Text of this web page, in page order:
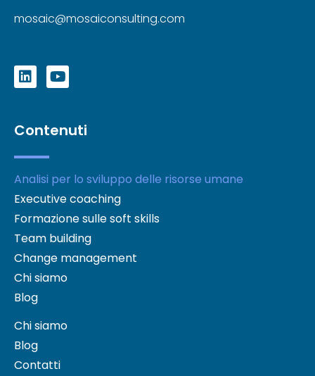
mosaic@mosaiconsulting.com
Contenuti
Analisi per lo sviluppo delle risorse umane
Executive coaching
Formazione sulle soft skills
Team building
Change management
Chi siamo
Blog
Chi siamo
Blog
Contatti